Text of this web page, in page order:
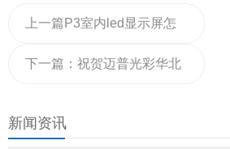
新闻资讯
上一篇 P3室内led显示屏怎
么样
下一篇： 祝贺迈普光彩华北
局室内P2.5LED显示屏